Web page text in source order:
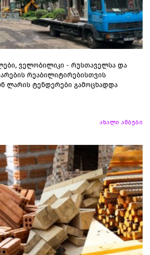
ველობილიკი - რუსთაველსა და
რეაბილიტირებისთვის
ლარის ტენდერები გამოცხადდა
ახალი ამბები